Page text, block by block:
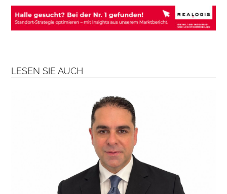
K
R
O
LESEN SIE AUCH